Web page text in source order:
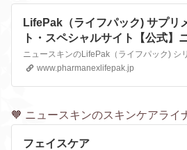
LifePak（ライフパック) サプリ
ト・スペシャルサイト【公式】
ースキン Nu Skin
www.pharmanexlifepak.jp
🧡 ニュースキンのスキンケアライ
フェイスケア